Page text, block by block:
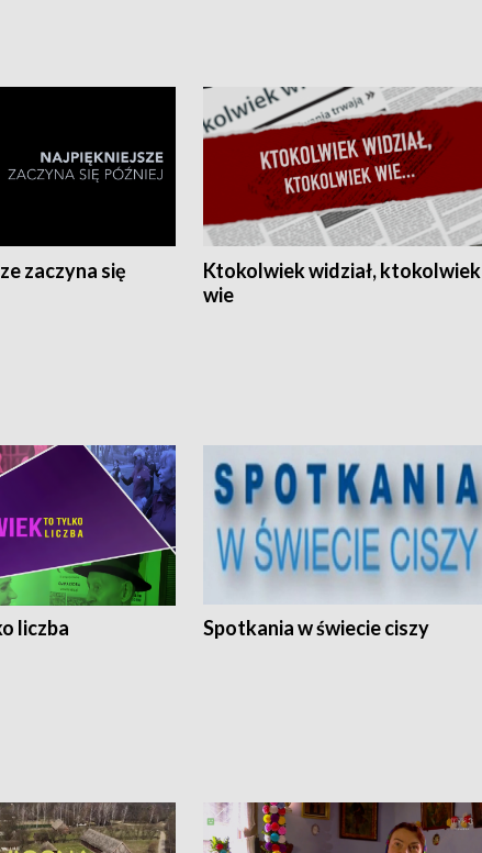
zaczyna się
Ktokolwiek widział, ktokolwiek
wie
liczba Spotkania w świecie ciszy